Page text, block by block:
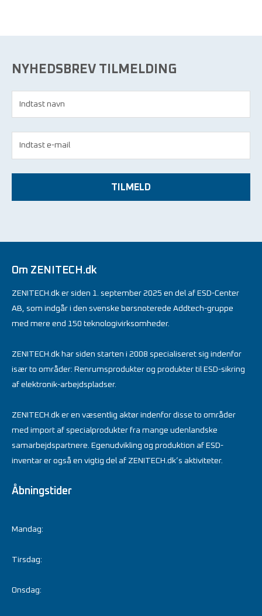
NYHEDSBREV TILMELDING
TILMELD
Om ZENITECH.dk
ZENITECH.dk er siden 1. september 2025 en del af ESD-Center
AB, som indgår i den svenske børsnoterede Addtech-gruppe
med mere end 150 teknologivirksomheder.
ZENITECH.dk har siden starten i 2008 specialiseret sig indenfor
især to områder: Renrumsprodukter og produkter til ESD-sikring
af elektronik-arbejdspladser.
ZENITECH.dk er en væsentlig aktør indenfor disse to områder
med import af specialprodukter fra mange udenlandske
samarbejdspartnere. Egenudvikling og produktion af ESD-
inventar er også en vigtig del af ZENITECH.dk’s aktiviteter.
Åbningstider
Mandag:
Tirsdag:
Onsdag: